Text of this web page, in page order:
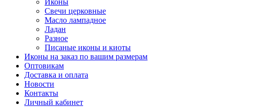
Иконы
Свечи церковные
Масло лампадное
Ладан
Разное
Писаные иконы и киоты
Иконы на заказ по вашим размерам
Оптовикам
Доставка и оплата
Новости
Контакты
Личный кабинет